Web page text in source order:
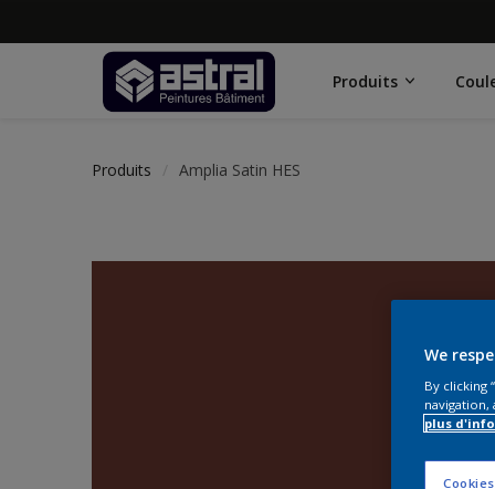
Produits
Produits Amplia Satin HES
We
By clicking
navigation,
plus